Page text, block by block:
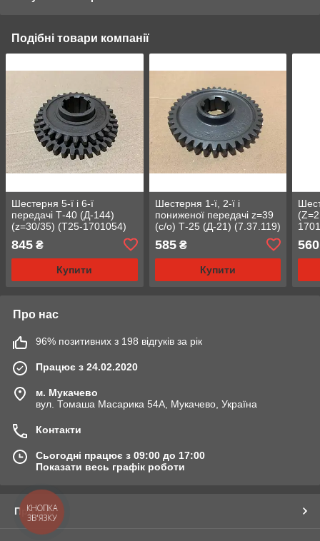
Подібні товари компанії
Шестерня 5-ї і 6-ї
передачі Т-40 (Д-144)
(z=30/35) (Т25-1701054)
845 ₴
Купити
Шестерня 1-ї, 2-ї і
пониженої передачі z=39
(с/о) Т-25 (Д-21) (7.37.119)
585₴
Купити
560
Про нас
96% позитивних з 198 відгуків за рік
Працює з 24.02.2020
м. Мукачево
вул. Томаша Масарика 54А, Мукачево, Україна
Контакти
Сьогодні працює з 09:00 до 17:00
Показати весь графік роботи
Про нас
КНОПКА
ЗВ'ЯЗКУ